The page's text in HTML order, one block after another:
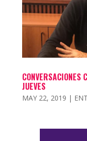
CONVERSACIONES
JUEVES
MAY 22, 2019 |